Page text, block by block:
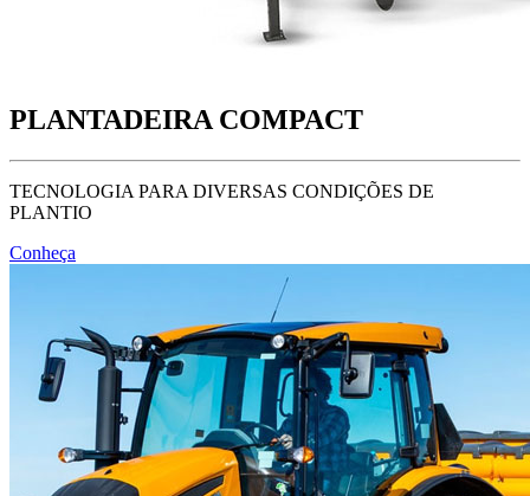
PLANTADEIRA COMPACT
TECNOLOGIA PARA DIVERSAS CONDIÇÕES DE
PLANTIO
Conheça